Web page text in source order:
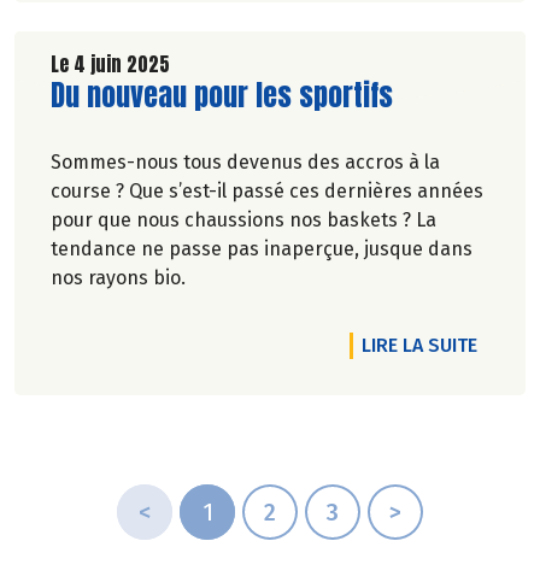
Le 4 juin 2025
Lire la suite de l'article
Du nouveau pour les sportifs
Sommes-nous tous devenus des accros à la
course ? Que s’est-il passé ces dernières années
pour que nous chaussions nos baskets ? La
tendance ne passe pas inaperçue, jusque dans
nos rayons bio.
LIRE LA SUITEDE
< 1 2 3 >